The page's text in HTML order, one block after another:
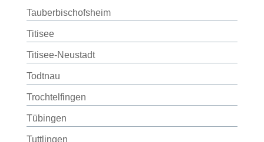
Tauberbischofsheim
Titisee
Titisee-Neustadt
Todtnau
Trochtelfingen
Tübingen
Tuttlingen